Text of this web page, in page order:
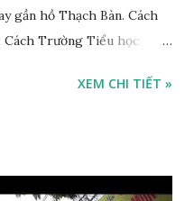
gần hồ Thạch Bàn. Cách
Cách Trường Tiểu học
mặt đường Cổ Linh
tránh nhau. Đường và vỉa
XEM CHI TIẾT »